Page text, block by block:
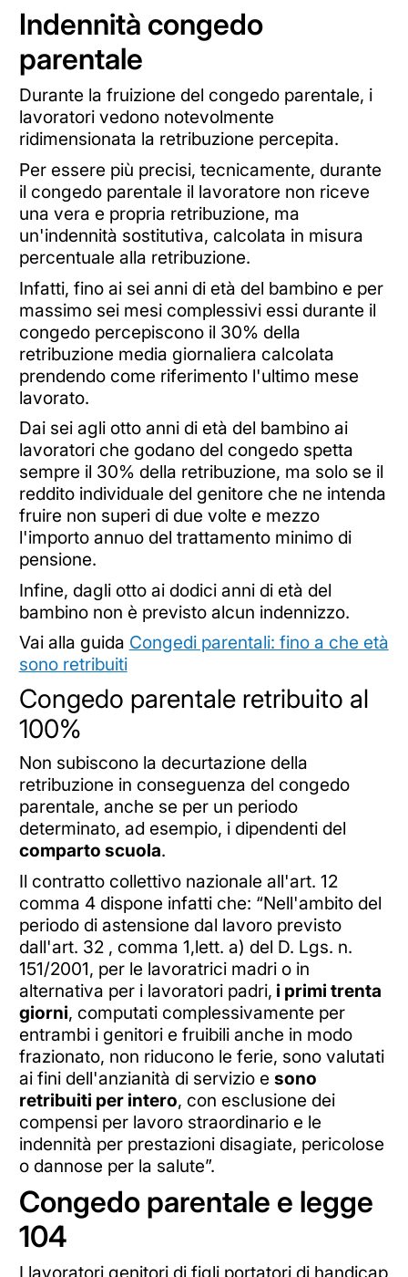
Indennità congedo
parentale
Durante la fruizione del congedo parentale, i
lavoratori vedono notevolmente
ridimensionata la retribuzione percepita.
Per essere più precisi, tecnicamente, durante
il congedo parentale il lavoratore non riceve
una vera e propria retribuzione, ma
un'indennità sostitutiva, calcolata in misura
percentuale alla retribuzione.
Infatti, fino ai sei anni di età del bambino e per
massimo sei mesi complessivi essi durante il
congedo percepiscono il 30% della
retribuzione media giornaliera calcolata
prendendo come riferimento l'ultimo mese
lavorato.
Dai sei agli otto anni di età del bambino ai
lavoratori che godano del congedo spetta
sempre il 30% della retribuzione, ma solo se il
reddito individuale del genitore che ne intenda
fruire non superi di due volte e mezzo
l'importo annuo del trattamento minimo di
pensione.
Infine, dagli otto ai dodici anni di età del
bambino non è previsto alcun indennizzo.
Vai alla guida Congedi parentali: fino a che età
sono retribuiti
Congedo parentale retribuito al
100%
Non subiscono la decurtazione della
retribuzione in conseguenza del congedo
parentale, anche se per un periodo
determinato, ad esempio, i dipendenti del
comparto scuola.
Il contratto collettivo nazionale all'art. 12
comma 4 dispone infatti che: “Nell'ambito del
periodo di astensione dal lavoro previsto
dall'art. 32 , comma 1,lett. a) del D. Lgs. n.
151/2001, per le lavoratrici madri o in
alternativa per i lavoratori padri, i primi trenta
giorni, computati complessivamente per
entrambi i genitori e fruibili anche in modo
frazionato, non riducono le ferie, sono valutati
ai fini dell'anzianità di servizio e sono
retribuiti per intero, con esclusione dei
compensi per lavoro straordinario e le
indennità per prestazioni disagiate, pericolose
o dannose per la salute”.
Congedo parentale e legge
104
I lavoratori genitori di figli portatori di handicap